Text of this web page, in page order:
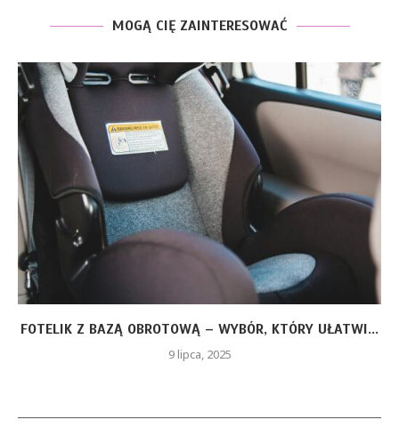
MOGĄ CIĘ ZAINTERESOWAĆ
FOTELIK Z BAZĄ OBROTOWĄ – WYBÓR, KTÓRY UŁATWI...
9 lipca, 2025